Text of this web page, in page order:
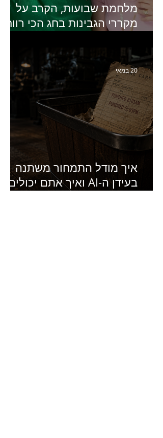
מלחמת שבועות, הקרב על
מקררי הגבינות בחג הכי רווחי
סמנכ״לית השיווק והמכירות
של מחלבות גד
איך מודל התמחור משתנה
בעידן ה-AI ואיך אתם יכולים
20 במאי